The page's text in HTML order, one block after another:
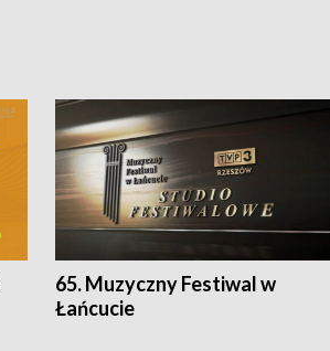
65. Muzyczny Festiwal w
Łańcucie